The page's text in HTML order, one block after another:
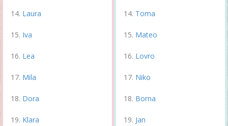
Laura
Iva
Lea
Mila
Dora
Klara
Toma
Mateo
Lovro
Niko
Borna
Jan